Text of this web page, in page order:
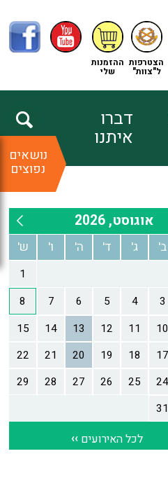
ההזמנות
שלי
הצטרפות
ל"צוות"
דברו
איתנו
נושאים
נפוצים